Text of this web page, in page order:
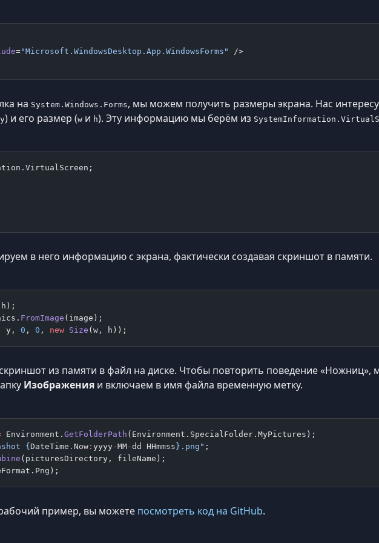
="Microsoft.WindowsDesktop.App.WindowsForms" />
на System.Windows.Forms, мы можем получить размеры экрана. Нас
y) и его размер (w и h). Эту информацию мы берём из
в него информацию с экрана, фактически создавая скриншот в памяти.
FromImage (image);
y, 0 , 0 , new Size (w, h));
из памяти в файл на диске. Чтобы повторить поведение «Ножниц»,
Изображения и включаем в имя файла временную метку.
Environment. GetFolderPath (Environment.SpecialFolder.MyPictures);
{ DateTime . Now : yyyy-MM-dd HHmmss } .png" ;
(picturesDirectory, fileName);
пример, вы можете посмотреть код на GitHub.